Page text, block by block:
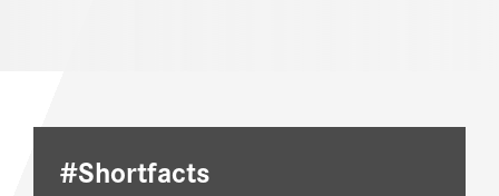
#Shortfacts